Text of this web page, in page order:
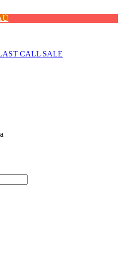
CALL SALE